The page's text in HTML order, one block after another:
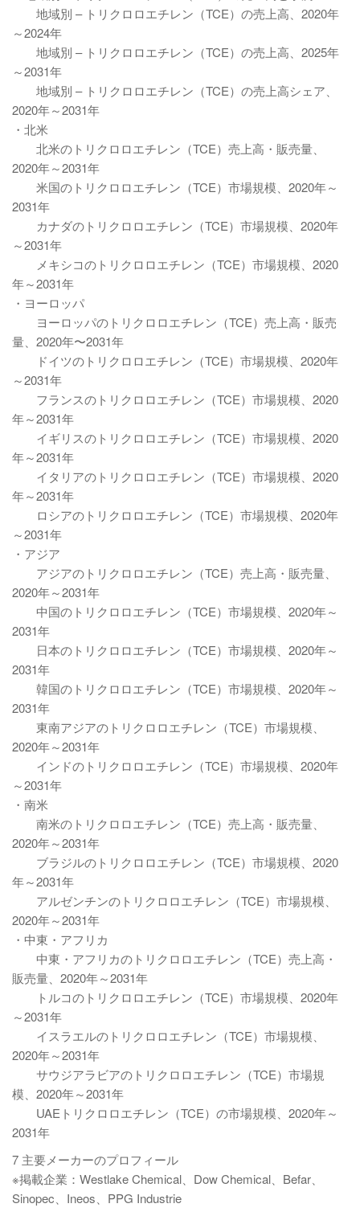
地域別 – トリクロロエチレン（TCE）の売上高、2020年
～2024年
地域別 – トリクロロエチレン（TCE）の売上高、2025年
～2031年
地域別 – トリクロロエチレン（TCE）の売上高シェア、
2020年～2031年
・北米
北米のトリクロロエチレン（TCE）売上高・販売量、
2020年～2031年
米国のトリクロロエチレン（TCE）市場規模、2020年～
2031年
カナダのトリクロロエチレン（TCE）市場規模、2020年
～2031年
メキシコのトリクロロエチレン（TCE）市場規模、2020
年～2031年
・ヨーロッパ
ヨーロッパのトリクロロエチレン（TCE）売上高・販売
量、2020年〜2031年
ドイツのトリクロロエチレン（TCE）市場規模、2020年
～2031年
フランスのトリクロロエチレン（TCE）市場規模、2020
年～2031年
イギリスのトリクロロエチレン（TCE）市場規模、2020
年～2031年
イタリアのトリクロロエチレン（TCE）市場規模、2020
年～2031年
ロシアのトリクロロエチレン（TCE）市場規模、2020年
～2031年
・アジア
アジアのトリクロロエチレン（TCE）売上高・販売量、
2020年～2031年
中国のトリクロロエチレン（TCE）市場規模、2020年～
2031年
日本のトリクロロエチレン（TCE）市場規模、2020年～
2031年
韓国のトリクロロエチレン（TCE）市場規模、2020年～
2031年
東南アジアのトリクロロエチレン（TCE）市場規模、
2020年～2031年
インドのトリクロロエチレン（TCE）市場規模、2020年
～2031年
・南米
南米のトリクロロエチレン（TCE）売上高・販売量、
2020年～2031年
ブラジルのトリクロロエチレン（TCE）市場規模、2020
年～2031年
アルゼンチンのトリクロロエチレン（TCE）市場規模、
2020年～2031年
・中東・アフリカ
中東・アフリカのトリクロロエチレン（TCE）売上高・
販売量、2020年～2031年
トルコのトリクロロエチレン（TCE）市場規模、2020年
～2031年
イスラエルのトリクロロエチレン（TCE）市場規模、
2020年～2031年
サウジアラビアのトリクロロエチレン（TCE）市場規
模、2020年～2031年
UAEトリクロロエチレン（TCE）の市場規模、2020年～
2031年
7 主要メーカーのプロフィール
※掲載企業：Westlake Chemical、Dow Chemical、Befar、
Sinopec、Ineos、PPG Industrie